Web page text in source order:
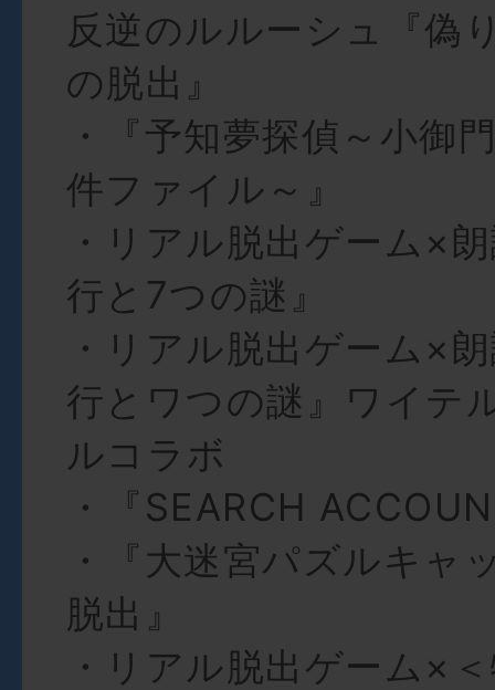
反逆のルルーシュ『偽
の脱出』
・『予知夢探偵～小御
件ファイル～』
・リアル脱出ゲーム×
行と7つの謎』
・リアル脱出ゲーム×
行とワつの謎』ワイテ
ルコラボ
・『SEARCH
・『大迷宮パズルキャ
脱出』
・リアル脱出ゲーム×